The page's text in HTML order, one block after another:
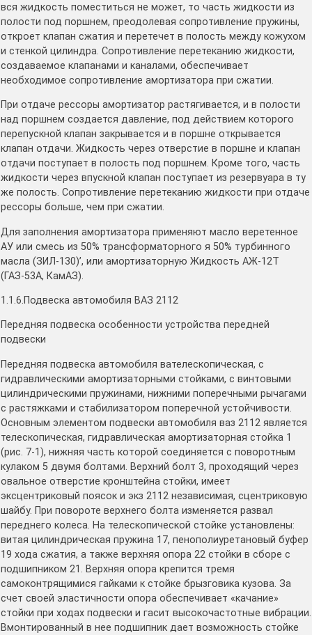
вся жидкость поместиться не может, то часть жидкости из
полости под поршнем, преодолевая сопротивление пружины,
откроет клапан сжатия и перетечет в полость между кожухом
и стенкой цилиндра. Сопротивление перетеканию жидкости,
создаваемое клапанами и каналами, обеспечивает
необходимое сопротивление амортизатора при сжатии.
При отдаче рессоры амортизатор растягивается, и в полости
над поршнем создается давление, под действием которого
перепускной клапан закрывается и в поршне открывается
клапан отдачи. Жидкость через отверстие в поршне и клапан
отдачи поступает в полость под поршнем. Кроме того, часть
жидкости через впускной клапан поступает из резервуара в ту
же полость. Сопротивление перетеканию жидкости при отдаче
рессоры больше, чем при сжатии.
Для заполнения амортизатора применяют масло веретенное
АУ или смесь из 50% трансформаторного я 50% турбинного
масла (ЗИЛ-130)’, или амортизаторную Жидкость АЖ-12Т
(ГАЗ-53А, КамАЗ).
1.1.6.Подвеска автомобиля ВАЗ 2112
Передняя подвеска особенности устройства передней
подвески
Передняя подвеска автомобиля вателескопическая, с
гидравлическими амортизаторными стойками, с винтовыми
цилиндрическими пружинами, нижними поперечными рычагами
с растяжками и стабилизатором поперечной устойчивости.
Основным элементом подвески автомобиля ваз 2112 является
телескопическая, гидравлическая амортизаторная стойка 1
(рис. 7-1), нижняя часть которой соединяется с поворотным
кулаком 5 двумя болтами. Верхний болт 3, проходящий через
овальное отверстие кронштейна стойки, имеет
эксцентриковый поясок и экз 2112 независимая, сцентриковую
шайбу. При повороте верхнего болта изменяется развал
переднего колеса. На телескопической стойке установлены:
витая цилиндрическая пружина 17, пенополиуретановый буфер
19 хода сжатия, а также верхняя опора 22 стойки в сборе с
подшипником 21. Верхняя опора крепится тремя
самоконтрящимися гайками к стойке брызговика кузова. За
счет своей эластичности опора обеспечивает «качание»
стойки при ходах подвески и гасит высокочастотные вибрации.
Вмонтированный в нее подшипник дает возможность стойке